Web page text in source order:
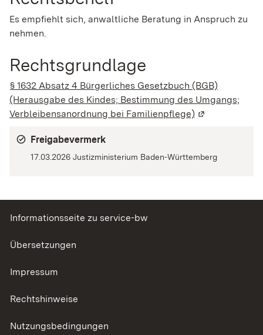
Es empfiehlt sich, anwaltliche Beratung in Anspruch zu
nehmen.
Rechtsgrundlage
§ 1632 Absatz 4 Bürgerliches Gesetzbuch (BGB)
(Herausgabe des Kindes; Bestimmung des Umgangs;
Verbleibensanordnung bei Familienpflege) (Wird in
Freigabevermerk
17.03.2026 Justizministerium Baden-Württemberg
Informationsseite zu service-bw
Übersetzungen
Impressum
Rechtshinweise
Nutzungsbedingungen